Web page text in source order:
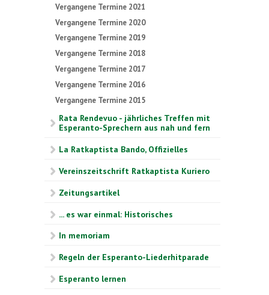
Vergangene Termine 2021
Vergangene Termine 2020
Vergangene Termine 2019
Vergangene Termine 2018
Vergangene Termine 2017
Vergangene Termine 2016
Vergangene Termine 2015
Rata Rendevuo - jährliches Treffen mit
Esperanto-Sprechern aus nah und fern
La Ratkaptista Bando, Offizielles
Vereinszeitschrift Ratkaptista Kuriero
Zeitungsartikel
... es war einmal: Historisches
In memoriam
Regeln der Esperanto-Liederhitparade
Esperanto lernen